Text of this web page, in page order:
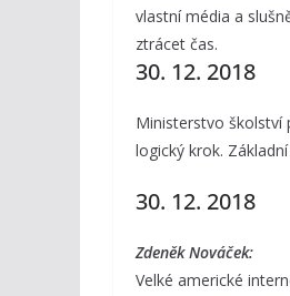
vlastní média a
ztrácet čas.
30. 12. 2018
Ministerstvo školství
logický krok.
30. 12. 2018
Zdeněk Nováček:
Velké americké